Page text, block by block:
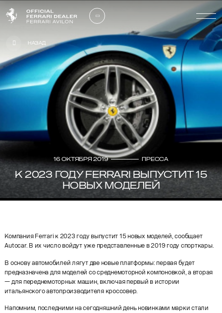
Назад
16 октября 2019 Пресса
К 2023 ГОДУ FERRARI ВЫПУСТИТ 15
НОВЫХ МОДЕЛЕЙ
Компания Ferrari к 2023 году выпустит 15 новых моделей, сообщает
Autocar. В их число войдут уже представленные в 2019 году спорткары.
В основу автомобилей лягут две новые платформы: первая будет
предназначена для моделей со среднемоторной компоновкой, а вторая
— для переднемоторных машин, включая первый в истории
итальянского автопроизводителя кроссовер.
Напомним, последними на сегодняшний день новинками марки стали